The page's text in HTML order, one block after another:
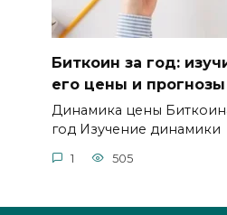
Биткоин за год:
его цены и
Динамика цены
год Изучение динамики
1 505